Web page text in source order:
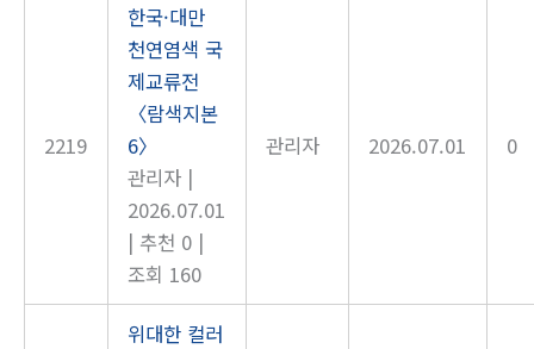
2219
한국·대만
천연염색 국
제교류전
〈람색지본
6〉
관리자 |
2026.07.01
| 추천 0 |
조회 160
관리자 2026.07.01 0
위대한 컬러